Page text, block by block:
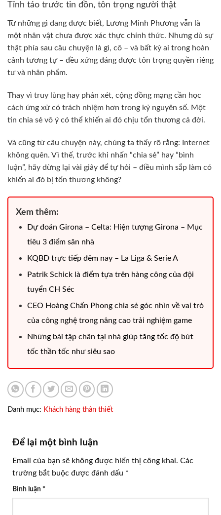
Tỉnh táo trước tin đồn, tôn trọng người thật
Từ những gì đang được biết, Lương Minh Phương vẫn là
một nhân vật chưa được xác thực chính thức. Nhưng dù sự
thật phía sau câu chuyện là gì, cô – và bất kỳ ai trong hoàn
cảnh tương tự – đều xứng đáng được tôn trọng quyền riêng
tư và nhân phẩm.
Thay vì truy lùng hay phán xét, cộng đồng mạng cần học
cách ứng xử có trách nhiệm hơn trong kỷ nguyên số. Một
tin chia sẻ vô ý có thể khiến ai đó chịu tổn thương cả đời.
Và cũng từ câu chuyện này, chúng ta thấy rõ rằng: Internet
không quên. Vì thế, trước khi nhấn “chia sẻ” hay “bình
luận”, hãy dừng lại vài giây để tự hỏi – điều mình sắp làm có
khiến ai đó bị tổn thương không?
Xem thêm:
Dự đoán Girona – Celta: Hiện tượng Girona – Mục
tiêu 3 điểm sân nhà
KQBD trực tiếp đêm nay – La Liga & Serie A
Patrik Schick là điểm tựa trên hàng công của đội
tuyển CH Séc
CEO Hoàng Chấn Phong chia sẻ góc nhìn về vai trò
của công nghệ trong nâng cao trải nghiệm game
Những bài tập chân tại nhà giúp tăng tốc độ bứt
tốc thần tốc như siêu sao
Danh mục: Khách hàng thân thiết
Để lại một bình luận
Email của bạn sẽ không được hiển thị công khai. Các
trường bắt buộc được đánh dấu *
Bình luận *